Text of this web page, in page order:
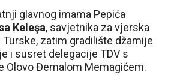
glavnog imama Pepića
Keleşa, savjetnika za vjerska
zatim gradilište džamije
i susret delegacije TDV s
Olovo Đemalom Memagićem.